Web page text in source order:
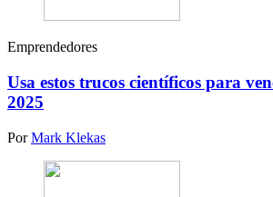
Emprendedores
Usa estos trucos científicos para
2025
PorMark Klekas